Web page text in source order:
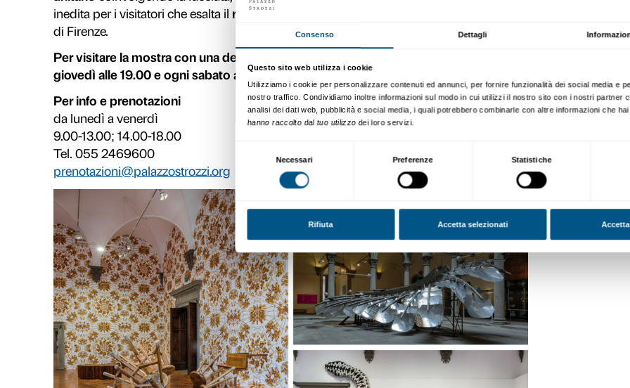
C’è tempo solo fino al 22 gennaio per visitare
dedicata a uno dei più celebri e controversi artisti contemporanei:Ai Weiwei.
dissidente e personalità provocatoria,Ai Weiwei si è imposto sulla scena
famoso artista cinese vivente e una delle più influenti personalità del nostro
tra attivismo politico e ricerca artistica e diventandoun simbolo della lotta